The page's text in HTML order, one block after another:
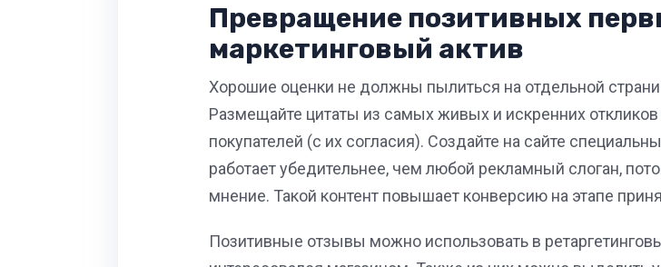
Превращение позитивных
маркетинговый актив
Хорошие оценки не должны пылиться на отдельной
Размещайте цитаты из самых живых и искренних
покупателей (с их согласия). Создайте на сайте
работает убедительнее, чем любой рекламный слоган,
мнение. Такой контент повышает конверсию на этапе
Позитивные отзывы можно использовать в